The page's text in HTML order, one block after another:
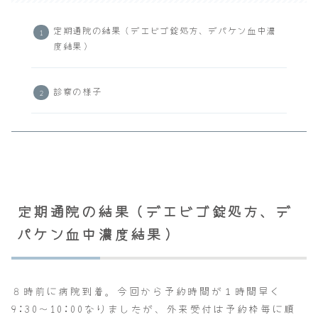
定期通院の結果（デエビゴ錠処方、デパケン血中濃
度結果）
診察の様子
定期通院の結果（デエビゴ錠処方、デ
パケン血中濃度結果）
８時前に病院到着。今回から予約時間が１時間早く
9:30～10:00なりましたが、外来受付は予約枠毎に順